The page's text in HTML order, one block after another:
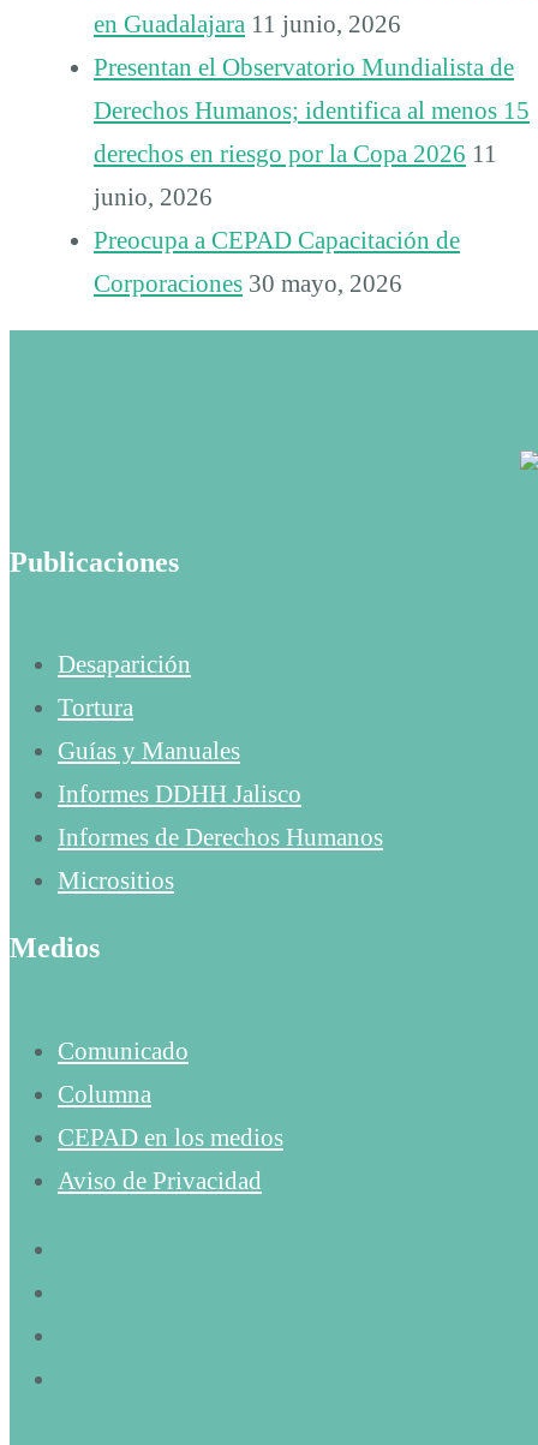
en Guadalajara 11 junio, 2026
Presentan el Observatorio Mundialista de
Derechos Humanos; identifica al menos 15
derechos en riesgo por la Copa 2026 11
junio, 2026
Preocupa a CEPAD Capacitación de
Corporaciones 30 mayo, 2026
Publicaciones
Desaparición
Tortura
Guías y Manuales
Informes DDHH Jalisco
Informes de Derechos Humanos
Micrositios
Medios
Comunicado
Columna
CEPAD en los medios
Aviso de Privacidad